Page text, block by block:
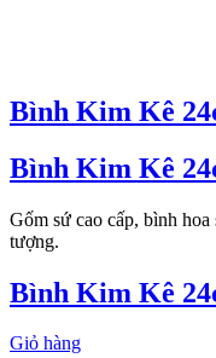
Bình Kim Kê
Bình Kim Kê
Gốm sứ cao cấp, bình
tượng.
Bình Kim Kê
Giỏ hàng